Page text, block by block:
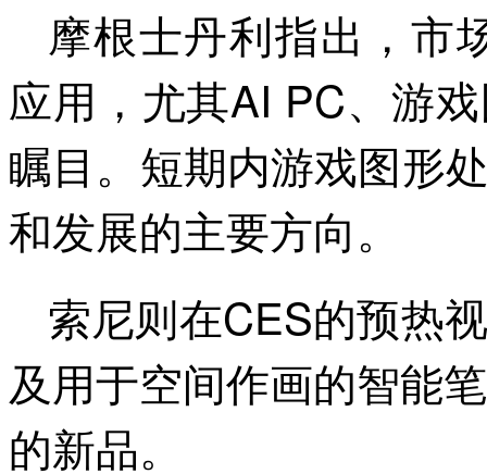
摩根士丹利指出，市
应用，尤其AI PC、游
瞩目。短期内游戏图形
和发展的主要方向。
索尼则在CES的预热
及用于空间作画的智能
的新品。